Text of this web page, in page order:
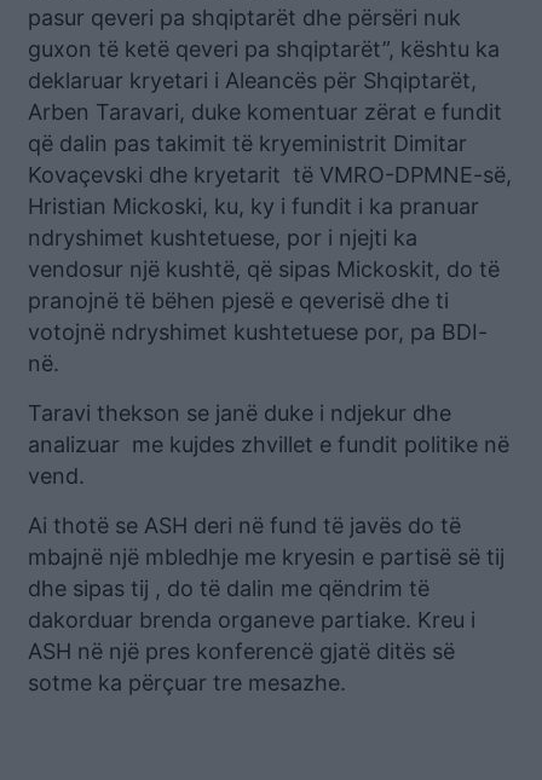
pasur qeveri pa shqiptarët dhe përsëri nuk
guxon të ketë qeveri pa shqiptarët”, kështu ka
deklaruar kryetari i Aleancës për Shqiptarët,
Arben Taravari, duke komentuar zërat e fundit
që dalin pas takimit të kryeministrit Dimitar
Kovaçevski dhe kryetarit të VMRO-DPMNE-së,
Hristian Mickoski, ku, ky i fundit i ka pranuar
ndryshimet kushtetuese, por i njejti ka
vendosur një kushtë, që sipas Mickoskit, do të
pranojnë të bëhen pjesë e qeverisë dhe ti
votojnë ndryshimet kushtetuese por, pa BDI-
në.
Taravi thekson se janë duke i ndjekur dhe
analizuar me kujdes zhvillet e fundit politike në
vend.
Ai thotë se ASH deri në fund të javës do të
mbajnë një mbledhje me kryesin e partisë së tij
dhe sipas tij , do të dalin me qëndrim të
dakorduar brenda organeve partiake. Kreu i
ASH në një pres konferencë gjatë ditës së
sotme ka përçuar tre mesazhe.